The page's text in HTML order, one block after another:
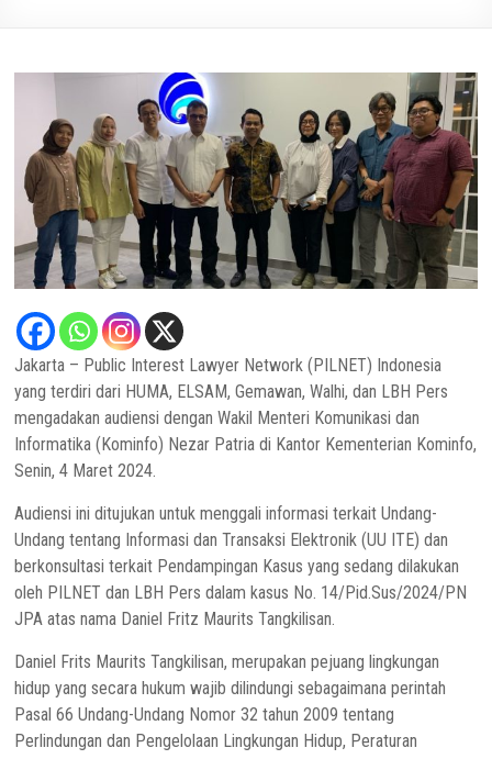
Jakarta – Public Interest Lawyer Network (PILNET) Indonesia
yang terdiri dari HUMA, ELSAM, Gemawan, Walhi, dan LBH Pers
mengadakan audiensi dengan Wakil Menteri Komunikasi dan
Informatika (Kominfo) Nezar Patria di Kantor Kementerian Kominfo,
Senin, 4 Maret 2024.
Audiensi ini ditujukan untuk menggali informasi terkait Undang-
Undang tentang Informasi dan Transaksi Elektronik (UU ITE) dan
berkonsultasi terkait Pendampingan Kasus yang sedang dilakukan
oleh PILNET dan LBH Pers dalam kasus No. 14/Pid.Sus/2024/PN
JPA atas nama Daniel Fritz Maurits Tangkilisan.
Daniel Frits Maurits Tangkilisan, merupakan pejuang lingkungan
hidup yang secara hukum wajib dilindungi sebagaimana perintah
Pasal 66 Undang-Undang Nomor 32 tahun 2009 tentang
Perlindungan dan Pengelolaan Lingkungan Hidup, Peraturan